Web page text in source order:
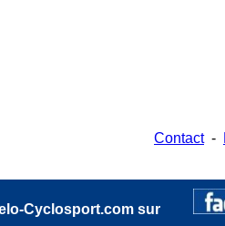
Contact-
Cyclosport.com sur